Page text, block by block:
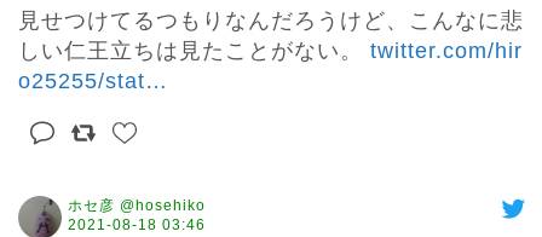
見せつけてるつもりなんだろうけど、こんなに悲
しい仁王立ちは見たことがない。 twitter.com/hir
o25255/stat…
ホセ彦 @hosehiko
2021-08-18 03:46